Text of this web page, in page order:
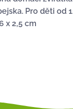
Pro děti od
x 2,5 cm